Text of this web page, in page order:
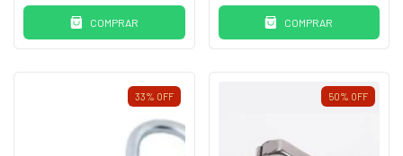
COMPRAR COMPRAR
33% OFF 50% OFF